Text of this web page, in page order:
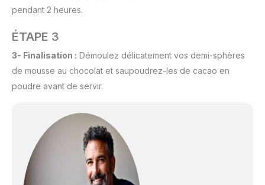
pendant 2 heures.
ÉTAPE 3
3- Finalisation : Démoulez délicatement vos demi-sphères
de mousse au chocolat et saupoudrez-les de cacao en
poudre avant de servir.